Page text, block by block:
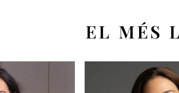
EL MÉS